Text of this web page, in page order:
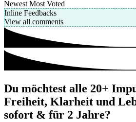
Newest Most Voted
Inline Feedbacks
View all comments
Du möchtest alle 20+
Freiheit, Klarheit und
sofort & für 2 Jahre?